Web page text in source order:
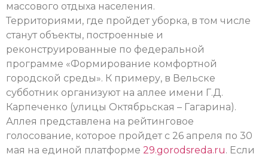
массового отдыха населения.
Территориями, где пройдет уборка, в том числе
станут объекты, построенные и
реконструированные по федеральной
программе «Формирование комфортной
городской среды». К примеру, в Вельске
субботник организуют на аллее имени Г.Д.
Карпеченко (улицы Октябрьская – Гагарина).
Аллея представлена на рейтинговое
голосование, которое пройдет с 26 апреля по 30
мая на единой платформе 29.gorodsreda.ru. Если